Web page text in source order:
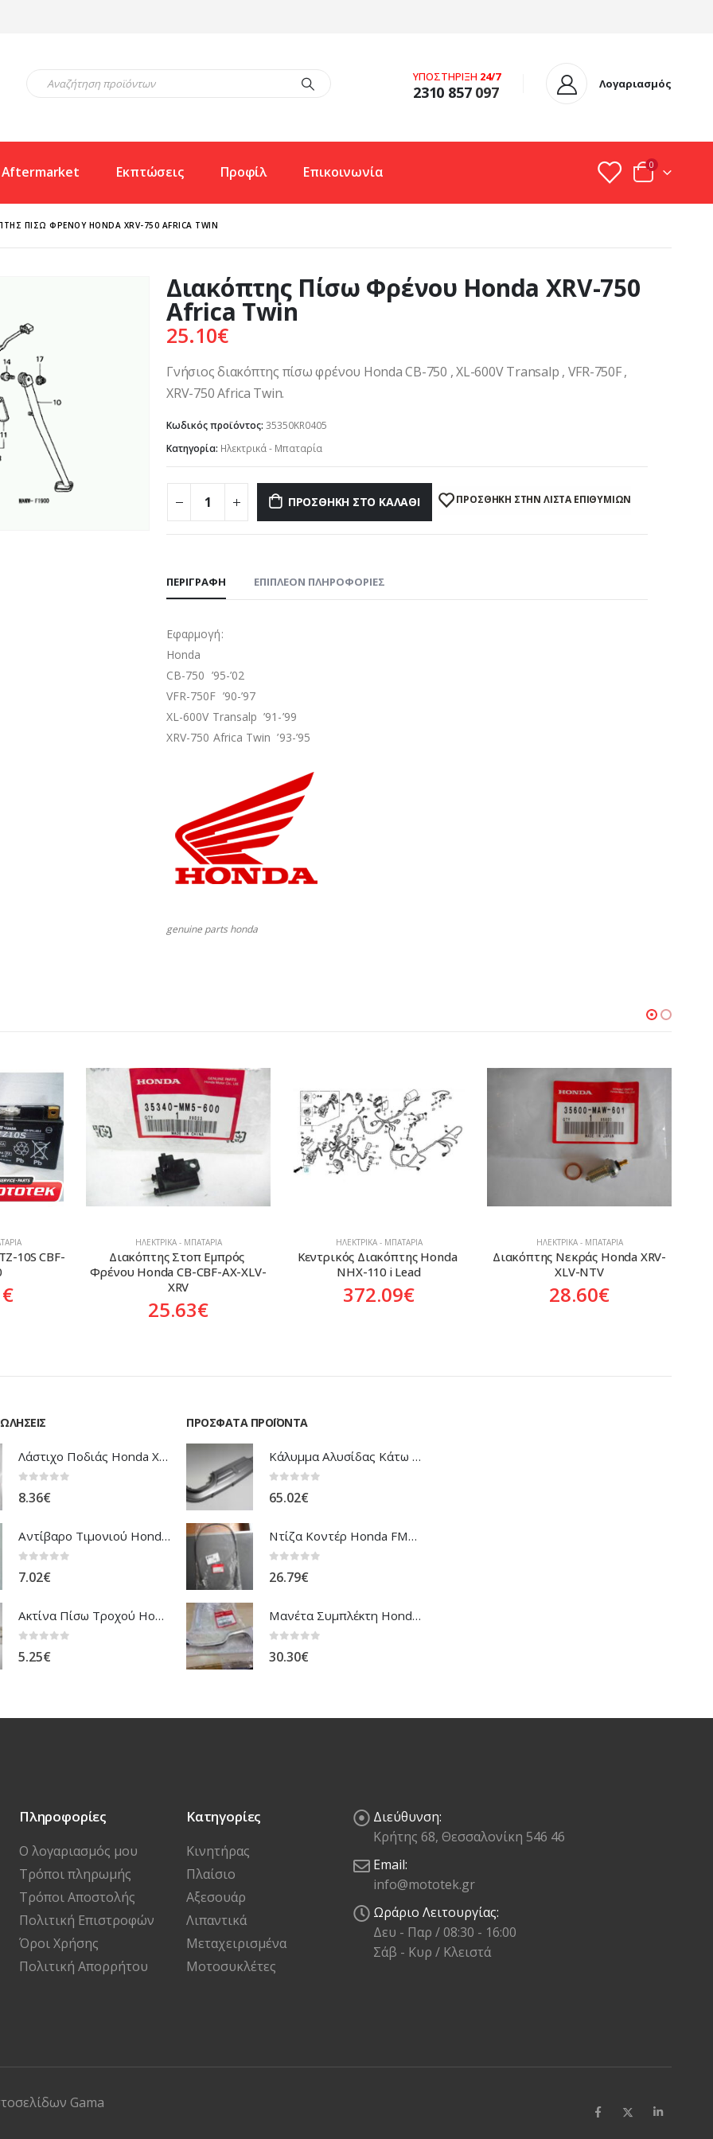
ΥΠΟΣΤΗΡΙΞΗ 24/7
2310 857097 Λογαριασμός
Aftermarket Εκπτώσεις Προφίλ Επικοινωνία 0
ΠΊΣΩ ΦΡΈΝΟΥ HONDA XRV-750 AFRICA TWIN
Διακόπτης Πίσω Φρένου Honda XRV-750
Africa Twin
25.10€
Γνήσιος διακόπτης πίσω φρένου Honda CB-750 , XL-600V Transalp , VFR-750F ,
XRV-750 Africa Twin.
Κωδικός προϊόντος: 35350KR0405
Κατηγορία: Ηλεκτρικά - Μπαταρία
ΠΡΟΣΘΉΚΗ ΣΤΟ ΚΑΛΆΘΙ ΠΡΌΣΘΉΚΗ ΣΤΗΝ ΛΊΣΤΑ ΕΠΙΘΥΜΙΏΝ
ΠΕΡΙΓΡΑΦΉ ΕΠΙΠΛΈΟΝ ΠΛΗΡΟΦΟΡΊΕΣ
Εφαρμογή:
Honda
CB-750 ’95-’02
VFR-750F ’90-’97
XL-600V Transalp ’91-’99
XRV-750 Africa Twin ’93-’95
genuine parts honda
Εμπρός
AX-XLV-
ΗΛΕΚΤΡΙΚΆ - ΜΠΑΤΑΡΊΑ
Κεντρικός Διακόπτης Honda
NHX-110 i Lead
372.09
ΗΛΕΚΤΡΙΚΆ - ΜΠΑΤΑΡΊΑ
Διακόπτης Νεκράς Honda XRV-
XLV-NTV
28.60€
ΗΛΕΚΤΡΙΚΆ - ΜΠΑΤΑΡΊΑ
Φλας Εμπρός Δεξί Honda XL-
1000V Varadero/VFR-800/NSS-
250 Jazz
79.45 €
Λάστιχο Ποδιάς Honda XRV-750 Africa Twin
8.36€
Αντίβαρο Τιμονιού Honda ANF-125 Innova
7.02€
Ακτίνα Πίσω Τροχού Honda XL-650V/600V Transalp
5.25€
ΠΡΌΣΦΑΤΑ ΠΡΟΪΌΝΤΑ
Κάλυμμα Αλυσίδας Κάτω Honda C-90
65.02€
Ντίζα Κοντέρ Honda FMX-650
26.79€
Μανέτα Συμπλέκτη Honda CB/CBR-650R
30.30€
Πληροφορίες
Ο λογαριασμός μου
Τρόποι πληρωμής
Τρόποι Αποστολής
Πολιτική Επιστροφών
Όροι Χρήσης
Πολιτική Απορρήτου
Κατηγορίες
Κινητήρας
Πλαίσιο
Αξεσουάρ
Λιπαντικά
Μεταχειρισμένα
Μοτοσυκλέτες
Διεύθυνση:
Κρήτης 68, Θεσσαλονίκη 546 46
Email:
info@mototek.gr
Ωράριο Λειτουργίας:
Δευ - Παρ / 08:30 - 16:00
Σάβ - Κυρ / Κλειστά
Gama